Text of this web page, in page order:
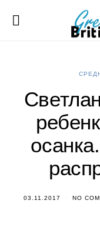
03.11.2017 NO